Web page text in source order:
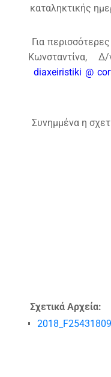
καταληκτικής
Για
Κωνσταντίνα,
diaxeiristiki @
Συνημμένα η
Σχετικά Αρχεία: